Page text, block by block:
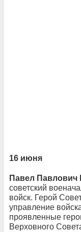
16 июня
Павел Павлович
советский
войск. Герой
управление
проявленные
Верховного